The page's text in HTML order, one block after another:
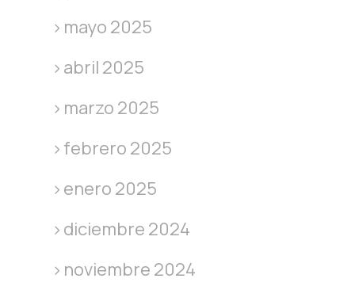
mayo 2025
abril 2025
marzo 2025
febrero 2025
enero 2025
diciembre 2024
noviembre 2024